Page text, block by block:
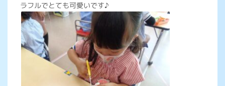
ラフルでとても可愛いです♪